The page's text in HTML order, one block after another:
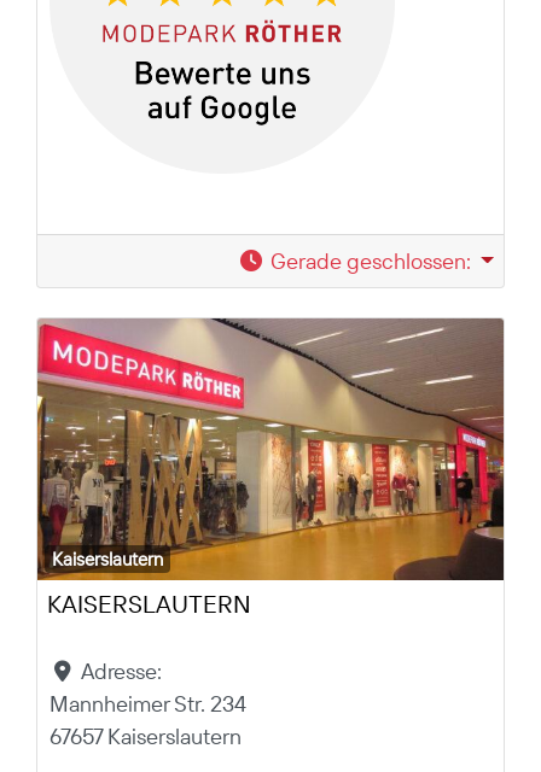
Gerade geschlossen:
Kaiserslautern
KAISERSLAUTERN
Adresse:
Mannheimer Str. 234
67657 Kaiserslautern